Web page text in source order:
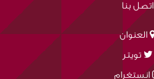
اتصل بنا
العنوان
تويتر
انستغرام